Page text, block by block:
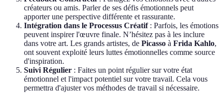
créateurs ou amis. Parler de ses défis émotionnels peut
apporter une perspective différente et rassurante.
Intégration dans le Processus Créatif: Parfois, les émotions
peuvent inspirer l'œuvre finale. N’hésitez pas à les inclure
dans votre art. Les grands artistes, de Picasso à Frida Kahlo,
ont souvent exploité leurs luttes émotionnelles comme source
d'inspiration.
Suivi Régulier : Faites un point régulier sur votre état
émotionnel et l'impact potentiel sur votre travail. Cela vous
permettra d'ajuster vos méthodes de travail si nécessaire.